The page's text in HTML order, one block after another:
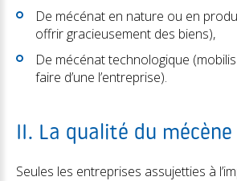
De mécénat en nature ou en
offrir gracieusement des biens),
De mécénat technologique
faire d’une l’entreprise).
II. La qualité du mécène
Seules les entreprises assujetties à